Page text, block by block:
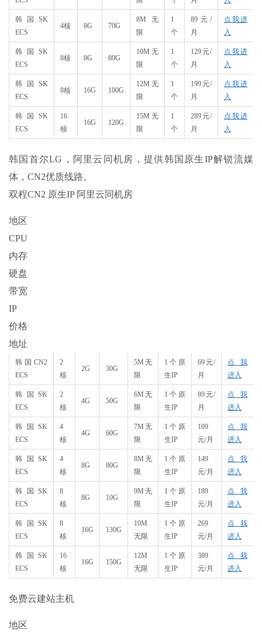
韩国SK
ECS
4核 8G 70G
8M无
限
1
个
89元/
月
点我进
入
韩国SK
ECS
8核 8G 80G
10M无
限
1
个
129元/
月
点我进
入
韩国SK
ECS
8核 16G 100G
12M无
限
1
个
199元/
月
点我进
入
韩国SK
ECS
16
核
16G 120G
15M无
限
1
个
289元/
月
点我进
入
韩国首尔LG，阿里云同机房，提供韩国原生IP解锁流媒
体，CN2优质线路。
双程CN2 原生IP 阿里云同机房
地区
CPU
内存
硬盘
带宽
IP
价格
地址
韩国CN2
ECS
2
核
2G 30G
5M无
限
1个原
生IP
69元/
月
点我
进入
韩国SK
ECS
2
核
4G 50G
6M无
限
1个原
生IP
89元/
月
点我
进入
韩国SK
ECS
4
核
4G 60G
7M无
限
1个原
生IP
109
元/月
点我
进入
韩国SK
ECS
4
核
8G 80G
8M无
限
1个原
生IP
149
元/月
点我
进入
韩国SK
ECS
8
核
8G 10G
9M无
限
1个原
生IP
189
元/月
点我
进入
韩国SK
ECS
8
核
16G 130G
10M
无限
1个原
生IP
269
元/月
点我
进入
韩国SK
ECS
16
核
16G 150G
12M
无限
1个原
生IP
389
元/月
点我
进入
免费云建站主机
地区